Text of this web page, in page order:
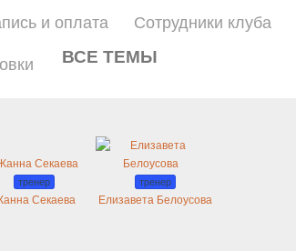
и оплата Сотрудники клуба
ВСЕ ТЕМЫ
тренер
Секаева
тренер
Елизавета Белоусова